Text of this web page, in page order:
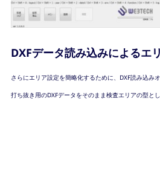
DXFデータ読み込みによるエ
さらにエリア設定を簡略化するために、DXF読み込み
打ち抜き用のDXFデータをそのまま検査エリアの型とし